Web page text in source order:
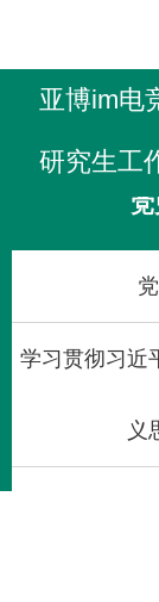
亚博im电
研究生工
学习贯彻习近
义